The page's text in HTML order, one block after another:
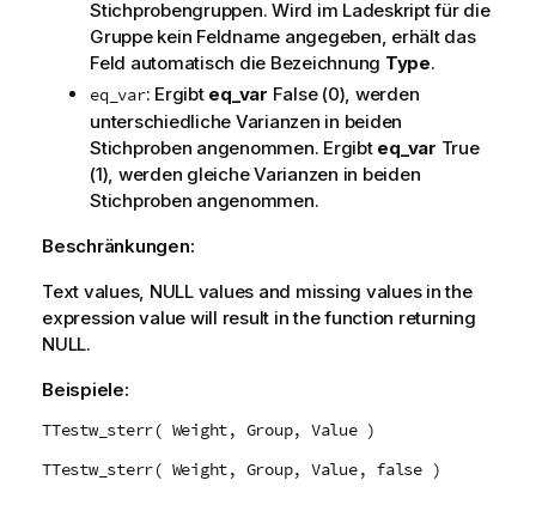
Stichprobengruppen. Wird im Ladeskript für die
Gruppe kein Feldname angegeben, erhält das
Feld automatisch die Bezeichnung Type.
eq_var: Ergibt eq_var False(0), werden
unterschiedliche Varianzen in beiden
Stichproben angenommen. Ergibt eq_var True
(1), werden gleiche Varianzen in beiden
Stichproben angenommen.
Beschränkungen:
Text values, NULLvalues and missing values in the
expression value will result in the function returning
NULL.
Beispiele:
TTestw_sterr( Weight, Group, Value )
TTestw_sterr( Weight, Group, Value, false )